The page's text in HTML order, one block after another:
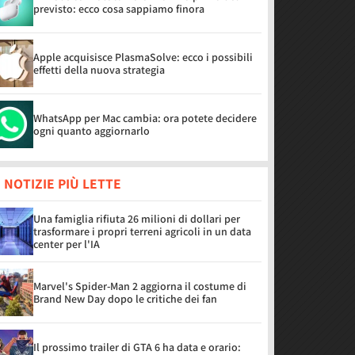
previsto: ecco cosa sappiamo finora
Apple acquisisce PlasmaSolve: ecco i possibili
effetti della nuova strategia
WhatsApp per Mac cambia: ora potete decidere
ogni quanto aggiornarlo
NOTIZIE PIÙ LETTE
Una famiglia rifiuta 26 milioni di dollari per
trasformare i propri terreni agricoli in un data
center per l'IA
Marvel's Spider-Man 2 aggiorna il costume di
Brand New Day dopo le critiche dei fan
Il prossimo trailer di GTA 6 ha data e orario: